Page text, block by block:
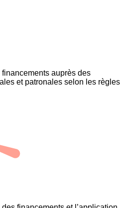
auprès des
et patronales selon les règles